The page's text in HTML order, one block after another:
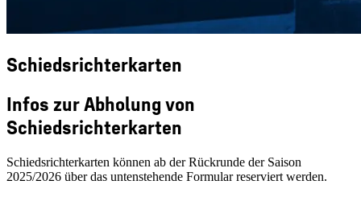
Schiedsrichterkarten
Infos zur Abholung von
Schiedsrichterkarten
Schiedsrichterkarten können ab der Rückrunde der Saison
2025/2026 über das untenstehende Formular reserviert werden.